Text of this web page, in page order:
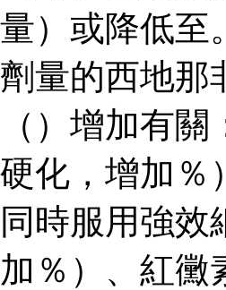
量）或降低至
劑量的西地那
（）增加有
硬化，增加％
同時服用強效
加％）、紅黴